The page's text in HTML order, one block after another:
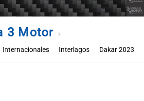
3 Motor
Internacionales Interlagos Dakar 2023